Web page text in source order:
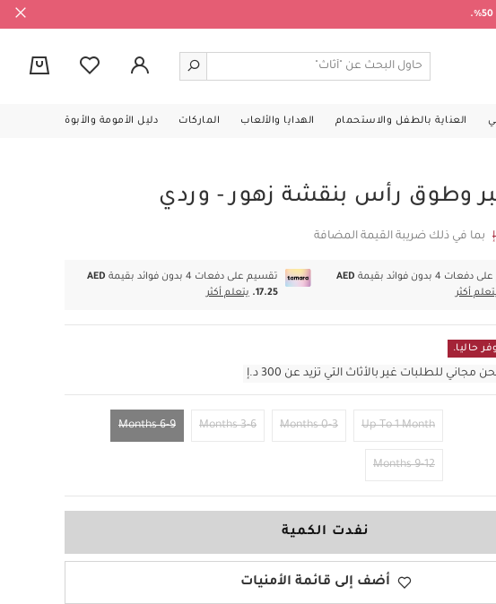
العناية بالطفل والاستحمام الهدايا والألعاب الماركات دليل الأمومة والأبوة
وطوق رأس بنقشة زهور - وردي
بما في ذلك ضريبة القيمة المضافة
4 بدون فوائد بقيمة
AED
أكثر
تقسيم على دفعات 4 بدون فوائد بقيمة
AED
17.25.
يتعلم أكثر
حاليا.
للطلبات غير بالأثاث التي تزيد عن 300 د.إ
Up To 1 Month
0-3 Months
3-6 Months
6-9 Months
9-12 Months
نفدت الكمية
أضف إلى قائمة الأمنيات